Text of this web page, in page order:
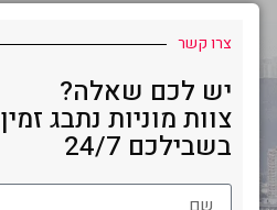
צרו קשר
יש לכם שאלה?
צוות מוניות נתבג זמין
בשבילכם 24/7